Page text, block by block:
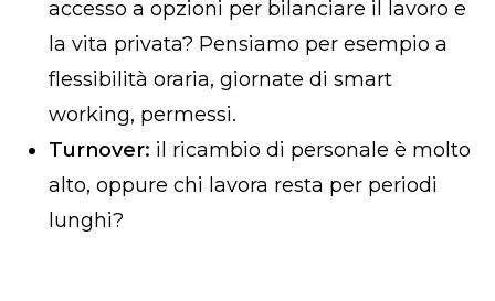
accesso a opzioni per bilanciare il lavoro e
la vita privata? Pensiamo per esempio a
flessibilità oraria, giornate di smart
working, permessi.
Turnover: il ricambio di personale è molto
alto, oppure chi lavora resta per periodi
lunghi?